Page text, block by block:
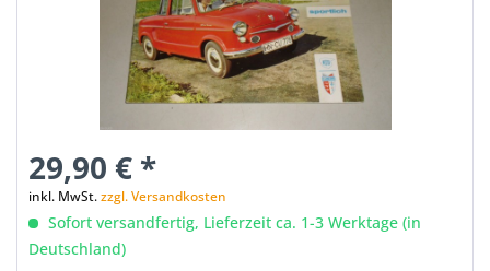
29,90 € *
inkl. MwSt.zzgl. Versandkosten
Sofort versandfertig, Lieferzeit ca. 1-3 Werktage (in
Deutschland)